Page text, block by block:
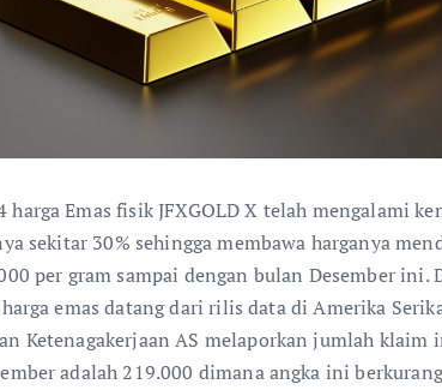
harga Emas fisik JFXGOLD X telah mengalami
sekitar 30% sehingga membawa harganya
per gram sampai dengan bulan Desember
emas datang dari rilis data di Amerika
Ketenagakerjaan AS melaporkan jumlah klaim
adalah 219.000 dimana angka ini